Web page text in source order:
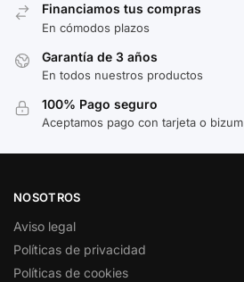
Financiamos tus compras
En cómodos plazos
Garantía de 3 años
En todos nuestros productos
100% Pago seguro
Aceptamos pago con tarjeta o bizum
NOSOTROS
Aviso legal
Políticas de privacidad
Políticas de cookies